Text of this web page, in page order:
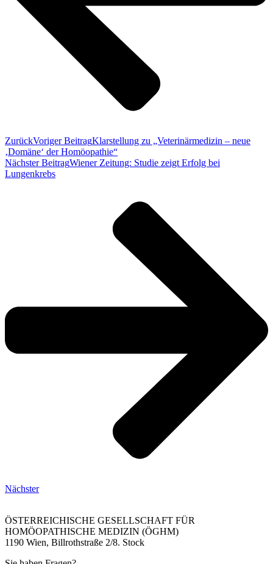
ZurückVoriger BeitragKlarstellung zu „Veterinärmedizin – neue
‚Domäne‘ der Homöopathie“
Nächster BeitragWiener Zeitung: Studie zeigt Erfolg bei
Lungenkrebs
Nächster
ÖSTERREICHISCHE GESELLSCHAFT FÜR
HOMÖOPATHISCHE MEDIZIN (ÖGHM)
1190 Wien, Billrothstraße 2/8. Stock